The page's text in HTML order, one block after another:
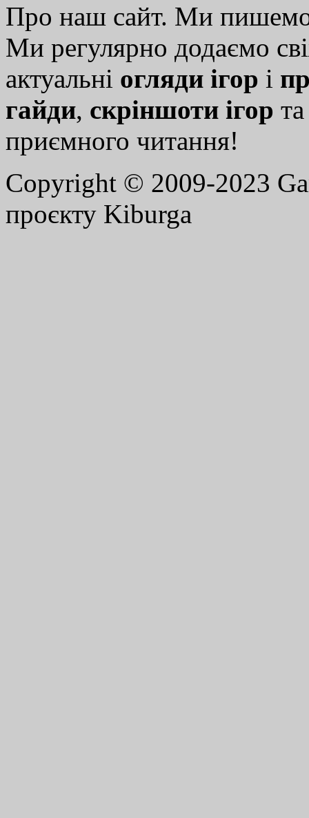
Про наш сайт. Ми
Ми регулярно додаємо
актуальні огляди ігор і
гайди, скріншоти ігор
приємного читання!
Copyright © 2009-2023
проєкту Kiburga